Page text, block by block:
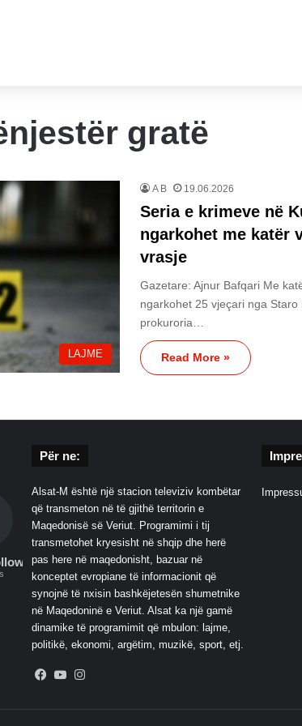
gratë
LAJME
A B 19.06.2026
Seria e krimeve në
ngarkohet me katër
vrasje
Gazetare: Ajnur Bafqari Me
ngarkohet 25 vjeçari nga
prokuroria…
Read More »
Për ne:
Alsat-M është një stacion televiziv kombëtar
që transmeton në të gjithë territorin e
Maqedonisë së Veriut. Programimi i tij
transmetohet kryesisht në shqip dhe herë
pas here në maqedonisht, bazuar në
konceptet evropiane të informacionit që
synojnë të nxisin bashkëjetesën shumetnike
në Maqedoninë e Veriut. Alsat ka një gamë
dinamike të programimit që mbulon: lajme,
politikë, ekonomi, argëtim, muzikë, sport, etj.
Facebook
YouTube